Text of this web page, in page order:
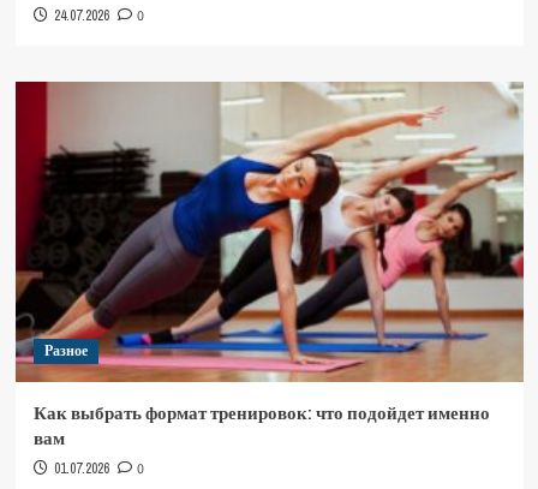
24.07.2026 0
Разное
Как выбрать формат тренировок: что подойдет именно
вам
01.07.2026 0